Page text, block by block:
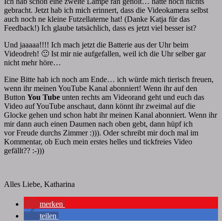
gebracht. Jetzt hab ich mich erinnert, dass die Videokamera selbst
auch noch ne kleine Futzellaterne hat! (Danke Katja für das
Feedback!) Ich glaube tatsächlich, dass es jetzt viel besser ist?
Und jaaaaa!!!! Ich mach jetzt die Batterie aus der Uhr beim
Videodreh! 🙂 Ist mir nie aufgefallen, weil ich die Uhr selber gar
nicht mehr höre…
Eine Bitte hab ich noch am Ende… ich würde mich tierisch freuen,
wenn ihr meinen YouTube Kanal abonniert! Wenn ihr auf den
Button You Tube unten rechts am Videorand geht und euch das
Video auf YouTube anschaut, dann könnt ihr zweimal auf die
Glocke gehen und schon habt ihr meinen Kanal abonniert. Wenn ihr
mir dann auch einen Daumen nach oben gebt, dann hüpf ich
vor Freude durchs Zimmer :))). Oder schreibt mir doch mal im
Kommentar, ob Euch mein erstes helles und tickfreies Video
gefällt?? :-)))
Alles Liebe, Katharina
merken
teilen